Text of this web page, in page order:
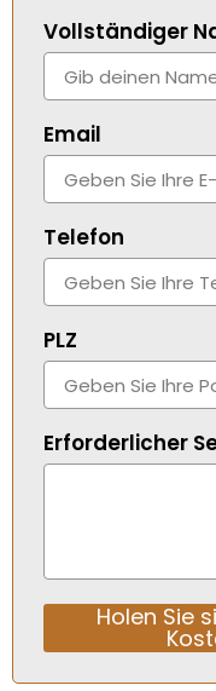
Vollständiger
Email
Telefon
PLZ
Erforderlicher
Holen Sie